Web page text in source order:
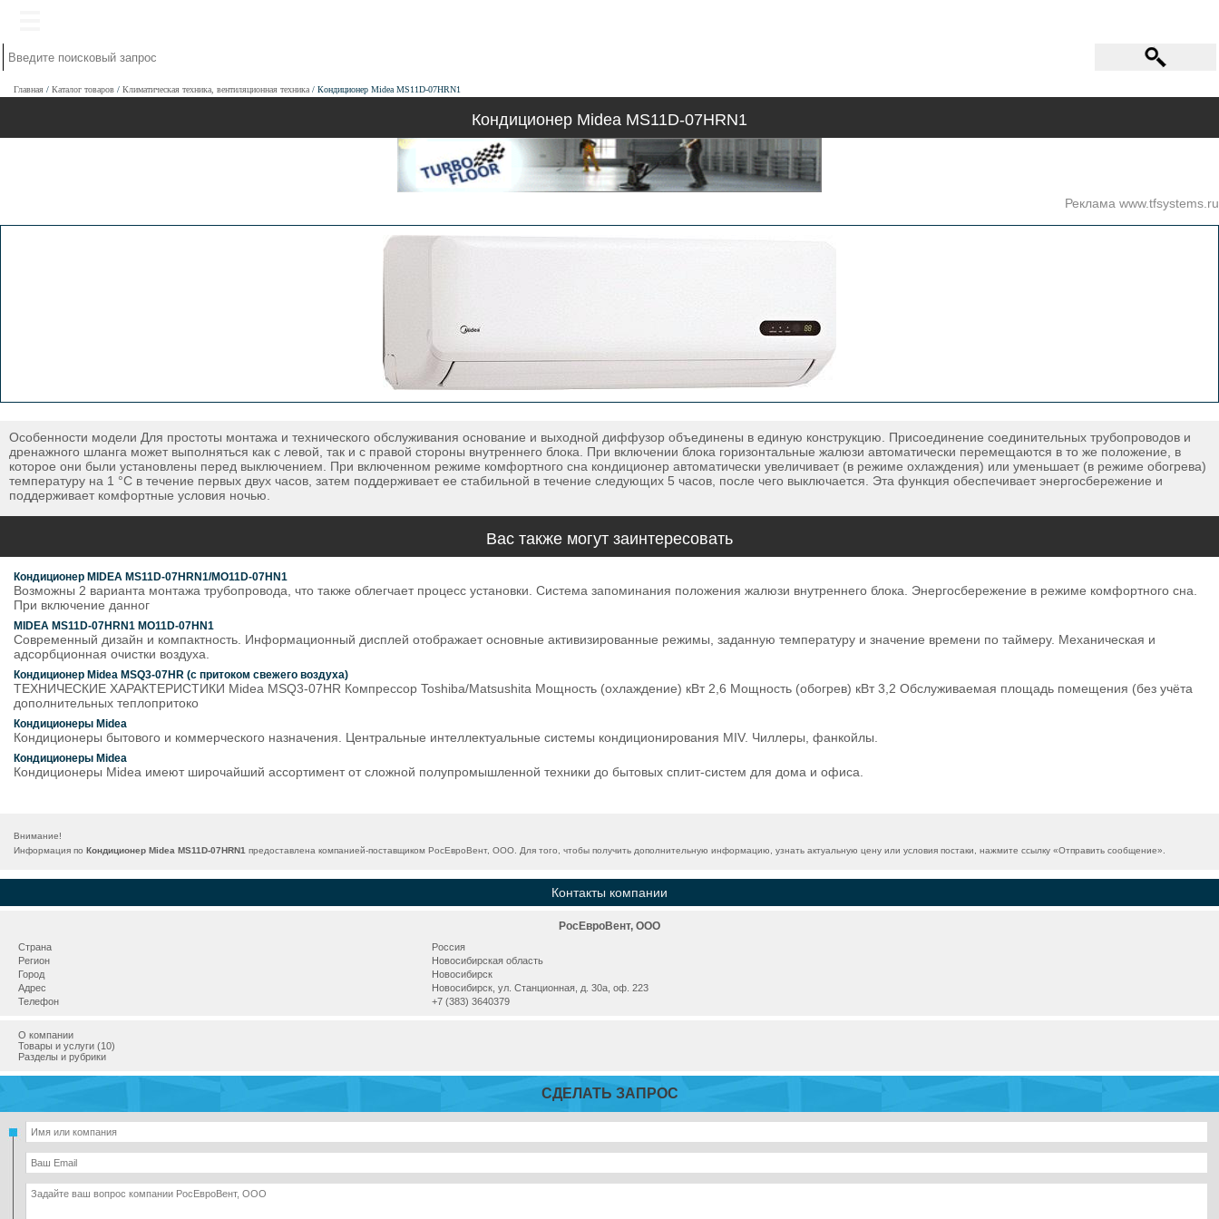
Главная Каталог товаров Климатическая техника, вентиляционная техника Кондиционер Midea MS11D-07HRN1
Кондиционер Midea MS11D-07HRN1
Реклама www.tfsystems.ru
Особенности модели Для простоты монтажа и технического обслуживания основание и выходной диффузор объединены в единую конструкцию. Присоединение соединительных трубопроводов и
дренажного шланга может выполняться как с левой, так и с правой стороны внутреннего блока. При включении блока горизонтальные жалюзи автоматически перемещаются в то же положение, в
которое они были установлены перед выключением. При включенном режиме комфортного сна кондиционер автоматически увеличивает (в режиме охлаждения) или уменьшает (в режиме обогрева)
температуру на 1 °С в течение первых двух часов, затем поддерживает ее стабильной в течение следующих 5 часов, после чего выключается. Эта функция обеспечивает энергосбережение и
поддерживает комфортные условия ночью.
Вас также могут заинтересовать
Кондиционер MIDEA MS11D-07HRN1/MO11D-07HN1
Возможны 2 варианта монтажа трубопровода, что также облегчает процесс установки. Система запоминания положения жалюзи внутреннего блока. Энергосбережение в режиме комфортного сна.
При включение данног
MIDEA MS11D-07HRN1 MO11D-07HN1
Современный дизайн и компактность. Информационный дисплей отображает основные активизированные режимы, заданную температуру и значение времени по таймеру. Механическая и
адсорбционная очистки воздуха.
Кондиционер Midea MSQ3-07HR (c притоком свежего воздуха)
ТЕХНИЧЕСКИЕ ХАРАКТЕРИСТИКИ Midea MSQ3-07HR Компрессор Toshiba/Matsushita Мощность (охлаждение) кВт 2,6 Мощность (обогрев) кВт 3,2 Обслуживаемая площадь помещения (без учёта
дополнительных теплопритоко
Кондиционеры Midea
Кондиционеры бытового и коммерческого назначения. Центральные интеллектуальные системы кондиционирования MIV. Чиллеры, фанкойлы.
Кондиционеры Midea
Кондиционеры Midea имеют широчайший ассортимент от сложной полупромышленной техники до бытовых сплит-систем для дома и офиса.
Внимание!
Информация по Кондиционер Midea MS11D-07HRN1 предоставлена компанией-поставщиком РосЕвроВент, ООО. Для того, чтобы получить дополнительную информацию, узнать актуальную цену или условия постаки, нажмите ссылку «Отправить сообщение».
Контакты компании
РосЕвроВент, ООО
Страна
Россия
Регион
Новосибирская область
Город
Новосибирск
Адрес
Новосибирск, ул. Станционная, д. 30а, оф. 223
Телефон
+7 (383) 3640379
О компании
Товары и услуги (10)
Разделы и рубрики
СДЕЛАТЬ ЗАПРОС